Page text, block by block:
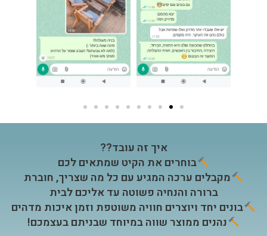
איך זה עובד??
בוחרים את הקיט שמתאים לכם
מקבלים ערכה המגיע עם כל מה שצריך, חוברת
ברורה והנחיה פשוטה עד אליכם לבית
בונים יחד ויוצרים חוויה משוטפת וזמן איכות מדהים
נהנים ממוצר שווה במיוחד שבניתם בעצמכם!